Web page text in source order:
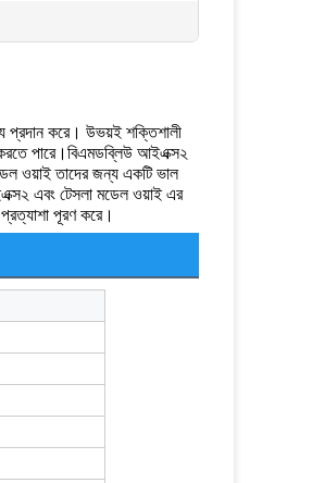
প্রদান করে। উভয়ই শক্তিশালী
করতে পারে।বিএমডব্লিউ আইএক্স২
ওয়াই তাদের জন্য একটি ভাল
এবং টেসলা মডেল ওয়াই এর
পূরণ করে।